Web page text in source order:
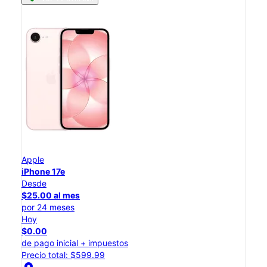
Apple
iPhone 17e
Desde
$25.00 al mes
por 24 meses
Hoy
$0.00
de pago inicial + impuestos
Precio total: $599.99